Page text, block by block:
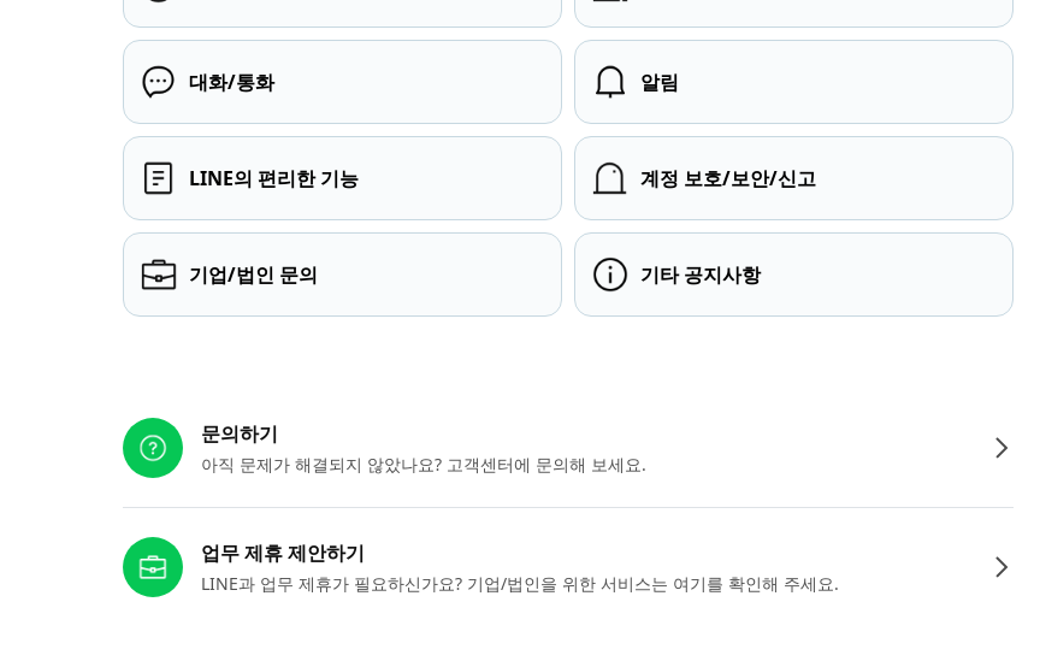
대화/통화 알림
LINE의 편리한 기능 계정 보호/보안/신고
기업/법인 문의 기타 공지사항
문의하기
아직 문제가 해결되지 않았나요? 고객센터에 문의해 보세요.
업무 제휴 제안하기
LINE과 업무 제휴가 필요하신가요? 기업/법인을 위한 서비스는 여기를 확인해 주세요.